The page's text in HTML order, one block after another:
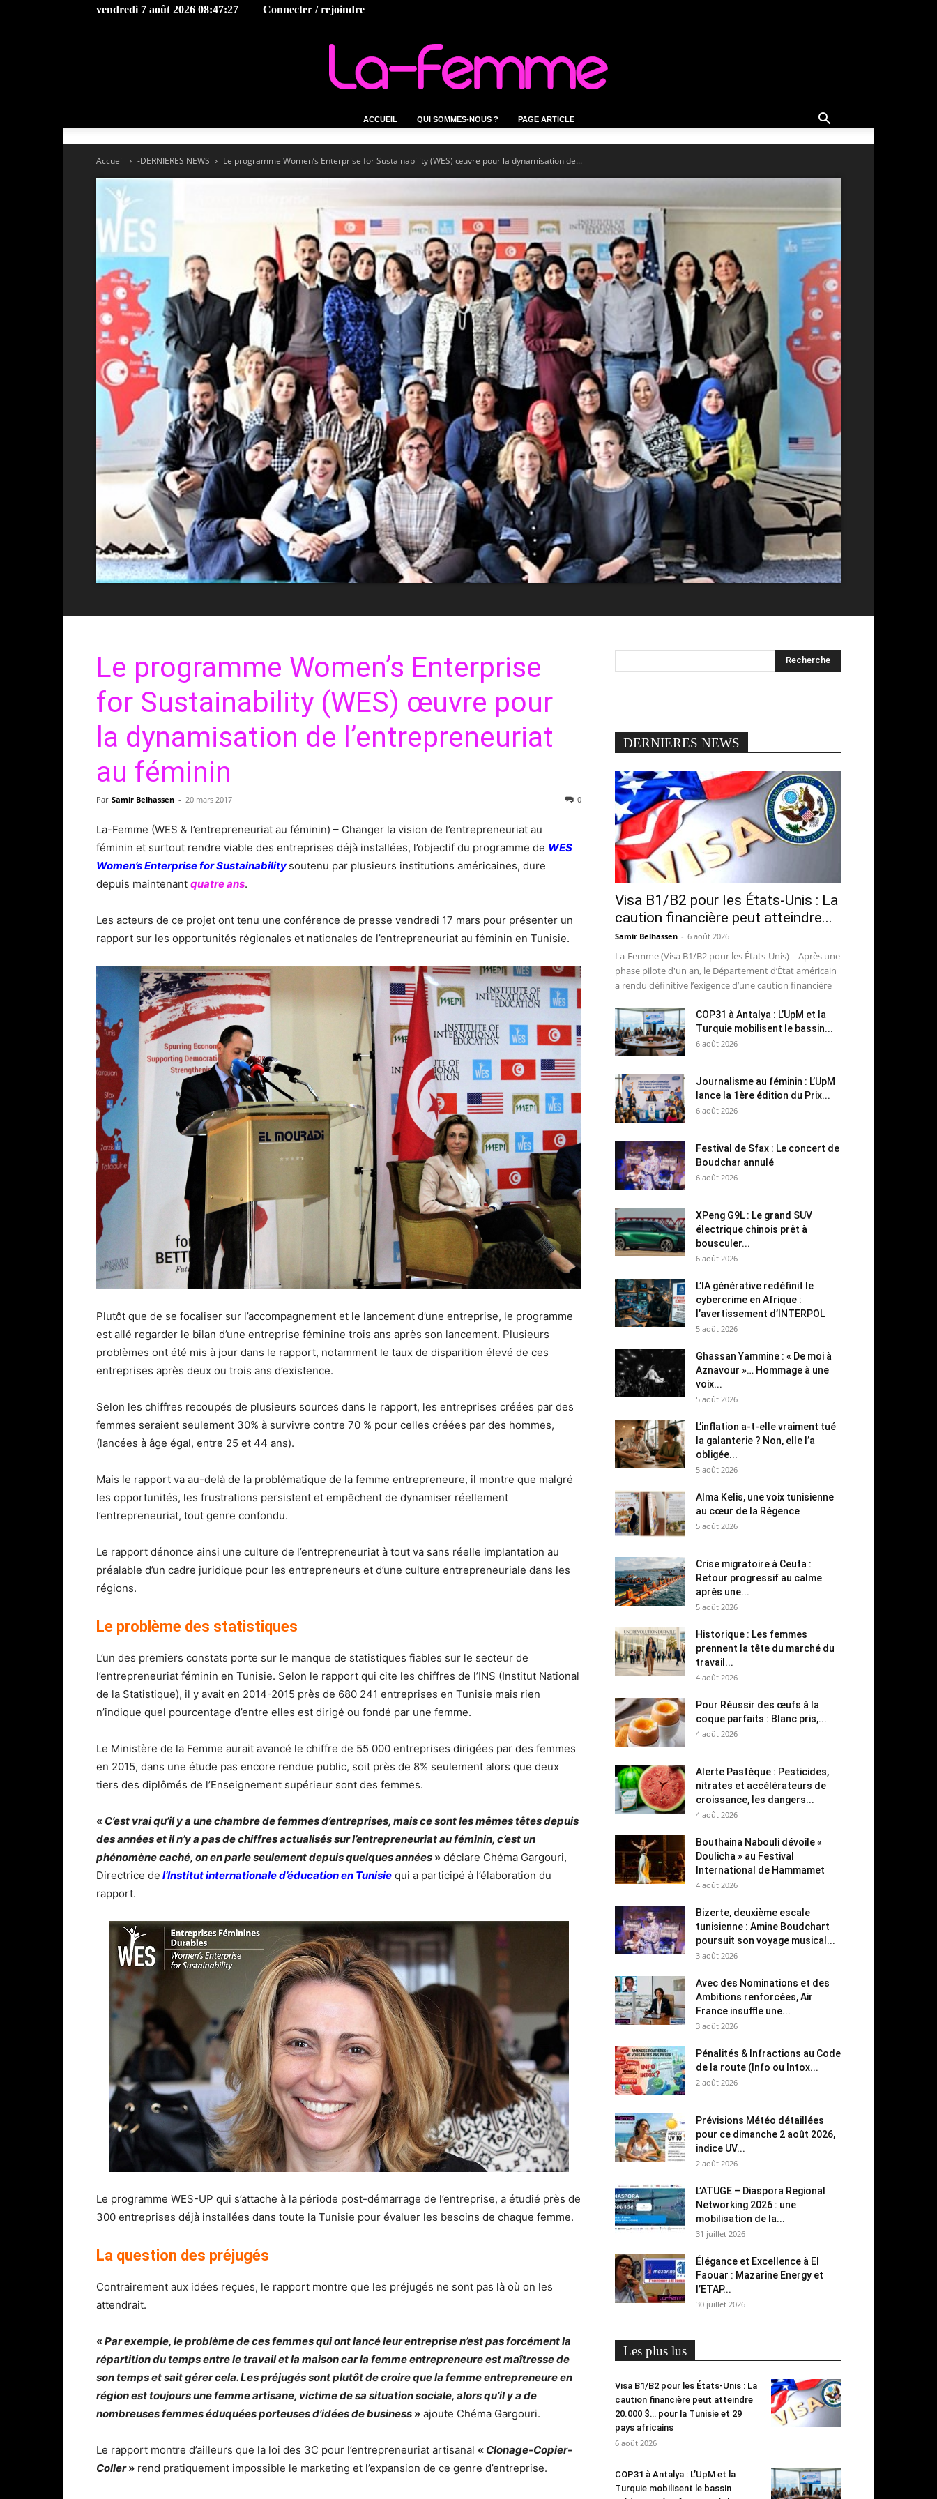
vendredi 7 août 2026 08:47:27 Connecter / rejoindre
femme.tn
ACCUEIL QUI SOMMES-NOUS ? PAGE ARTICLE
Accueil -DERNIERES NEWS Le programme Women’s Enterprise for Sustainability (WES) œuvre pour la dynamisation de...
Le programme Women’s Enterprise
for Sustainability (WES) œuvre pour
la dynamisation de l’entrepreneuriat
au féminin
Par Samir Belhassen - 20 mars 2017 0
La-Femme (WES & l’entrepreneuriat au féminin) – Changer la vision de l’entrepreneuriat au
féminin et surtout rendre viable des entreprises déjà installées, l’objectif du programme de WES
Women’s Enterprise for Sustainability soutenu par plusieurs institutions américaines, dure
depuis maintenant quatre ans.
Les acteurs de ce projet ont tenu une conférence de presse vendredi 17 mars pour présenter un
rapport sur les opportunités régionales et nationales de l’entrepreneuriat au féminin en Tunisie.
Plutôt que de se focaliser sur l’accompagnement et le lancement d’une entreprise, le programme
est allé regarder le bilan d’une entreprise féminine trois ans après son lancement. Plusieurs
problèmes ont été mis à jour dans le rapport, notamment le taux de disparition élevé de ces
entreprises après deux ou trois ans d’existence.
Selon les chiffres recoupés de plusieurs sources dans le rapport, les entreprises créées par des
femmes seraient seulement 30% à survivre contre 70 % pour celles créées par des hommes,
(lancées à âge égal, entre 25 et 44 ans).
Mais le rapport va au-delà de la problématique de la femme entrepreneure, il montre que malgré
les opportunités, les frustrations persistent et empêchent de dynamiser réellement
l’entrepreneuriat, tout genre confondu.
Le rapport dénonce ainsi une culture de l’entrepreneuriat à tout va sans réelle implantation au
préalable d’un cadre juridique pour les entrepreneurs et d’une culture entrepreneuriale dans les
régions.
Le problème des statistiques
L’un des premiers constats porte sur le manque de statistiques fiables sur le secteur de
l’entrepreneuriat féminin en Tunisie. Selon le rapport qui cite les chiffres de l’INS (Institut National
de la Statistique), il y avait en 2014-2015 près de 680 241 entreprises en Tunisie mais rien
n’indique quel pourcentage d’entre elles est dirigé ou fondé par une femme.
Le Ministère de la Femme aurait avancé le chiffre de 55 000 entreprises dirigées par des femmes
en 2015, dans une étude pas encore rendue public, soit près de 8% seulement alors que deux
tiers des diplômés de l’Enseignement supérieur sont des femmes.
« C’est vrai qu’il y a une chambre de femmes d’entreprises, mais ce sont les mêmes têtes depuis
des années et il n’y a pas de chiffres actualisés sur l’entrepreneuriat au féminin, c’est un
phénomène caché, on en parle seulement depuis quelques années » déclare Chéma Gargouri,
Directrice de l’Institut internationale d’éducation en Tunisie qui a participé à l’élaboration du
rapport.
Le programme WES-UP qui s’attache à la période post-démarrage de l’entreprise, a étudié près de
300 entreprises déjà installées dans toute la Tunisie pour évaluer les besoins de chaque femme.
La question des préjugés
Contrairement aux idées reçues, le rapport montre que les préjugés ne sont pas là où on les
attendrait.
«Par exemple, le problème de ces femmes qui ont lancé leur entreprise n’est pas forcément la
répartition du temps entre le travail et la maison car la femme entrepreneure est maîtresse de
son temps et sait gérer cela. Les préjugés sont plutôt de croire que la femme entrepreneure en
région est toujours une femme artisane, victime de sa situation sociale, alors qu’il y a de
nombreuses femmes éduquées porteuses d’idées de business » ajoute Chéma Gargouri.
Le rapport montre d’ailleurs que la loi des 3C pour l’entrepreneuriat artisanal « Clonage-Copier-
Coller» rend pratiquement impossible le marketing et l’expansion de ce genre d’entreprise.
DERNIERES NEWS
Visa B1/B2 pour les États-Unis : La
caution financière peut atteindre...
Samir Belhassen - 6 août 2026
La-Femme (Visa B1/B2 pour les États-Unis) - Après une
phase pilote d'un an, le Département d’État américain
a rendu définitive l’exigence d’une caution financière
COP31 à Antalya : L’UpM et la
Turquie mobilisent le bassin...
6 août 2026
Journalisme au féminin : L’UpM
lance la 1ère édition du Prix...
6 août 2026
Festival de Sfax : Le concert de
Boudchar annulé
6 août 2026
XPeng G9L : Le grand SUV
électrique chinois prêt à
bousculer...
6 août 2026
L’IA générative redéfinit le
cybercrime en Afrique :
l’avertissement d’INTERPOL
5 août 2026
Ghassan Yammine : « De moi à
Aznavour »… Hommage à une
voix...
5 août 2026
L’inflation a-t-elle vraiment tué
la galanterie ? Non, elle l’a
obligée...
5 août 2026
Alma Kelis, une voix tunisienne
au cœur de la Régence
5 août 2026
Crise migratoire à Ceuta :
Retour progressif au calme
après une...
5 août 2026
Historique : Les femmes
prennent la tête du marché du
travail...
4 août 2026
Pour Réussir des œufs à la
coque parfaits : Blanc pris,...
4 août 2026
Alerte Pastèque : Pesticides,
nitrates et accélérateurs de
croissance, les dangers...
4 août 2026
Bouthaina Nabouli dévoile «
Doulicha » au Festival
International de Hammamet
4 août 2026
Bizerte, deuxième escale
tunisienne : Amine Boudchart
poursuit son voyage musical...
3 août 2026
Avec des Nominations et des
Ambitions renforcées, Air
France insuffle une...
3 août 2026
Pénalités & Infractions au Code
de la route (Info ou Intox...
2 août 2026
Prévisions Météo détaillées
pour ce dimanche 2 août 2026,
indice UV...
2 août 2026
L’ATUGE – Diaspora Regional
Networking 2026 : une
mobilisation de la...
31 juillet 2026
Élégance et Excellence à El
Faouar : Mazarine Energy et
l’ETAP...
30 juillet 2026
Les plus lus
Visa B1/B2 pour les États-Unis : La
caution financière peut atteindre
20.000 $… pour la Tunisie et 29
pays africains
6 août 2026
COP31 à Antalya : L’UpM et la
Turquie mobilisent le bassin